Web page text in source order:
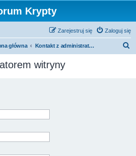
Krypty
Zaloguj się
Zarejestruj się
główna Kontakt z administratorem witryny
witryny